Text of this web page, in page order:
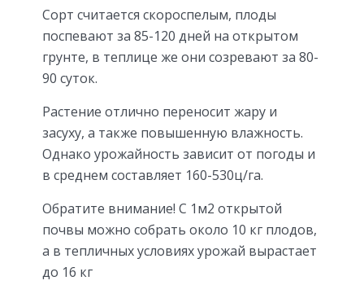
Сорт считается скороспелым, плоды
поспевают за 85-120 дней на открытом
грунте, в теплице же они созревают за 80-
90 суток.
Растение отлично переносит жару и
засуху, а также повышенную влажность.
Однако урожайность зависит от погоды и
в среднем составляет 160-530ц/га.
Обратите внимание! С 1м2 открытой
почвы можно собрать около 10 кг плодов,
а в тепличных условиях урожай вырастает
до 16 кг